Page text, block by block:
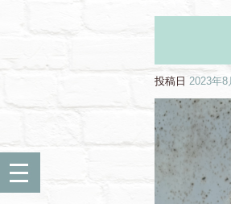
投稿日 2023年8